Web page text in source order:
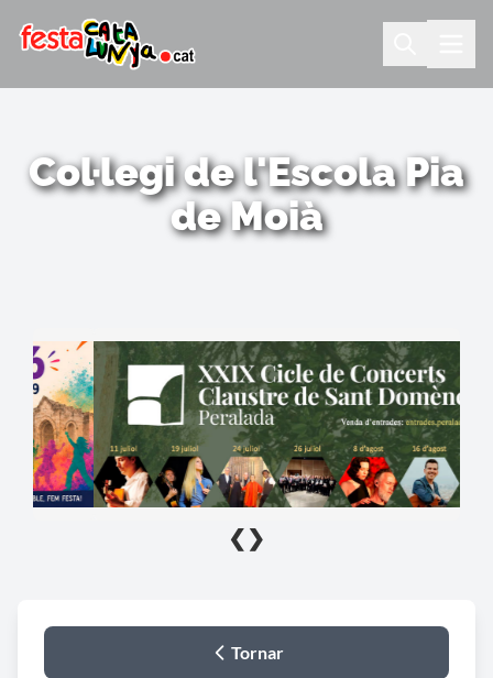
Col·legi de l'Escola Pia
de Moià
❮ ❯
Tornar